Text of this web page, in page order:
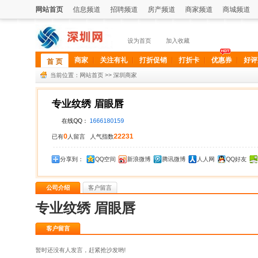
网站首页 信息频道 招聘频道 房产频道 商家频道 商城频道
设为首页 加入收藏
首 页 商家 关注有礼 打折促销 打折卡 优惠券 好
当前位置： 网站首页 >> 深圳商家
专业纹绣 眉眼唇
在线QQ： 1666180159
已有0人留言 人气指数22231
分享到： QQ空间 新浪微博 腾讯微博 人人网 QQ好友
公司介绍 客户留言
专业纹绣 眉眼唇
客户留言
暂时还没有人发言，赶紧抢沙发哟!